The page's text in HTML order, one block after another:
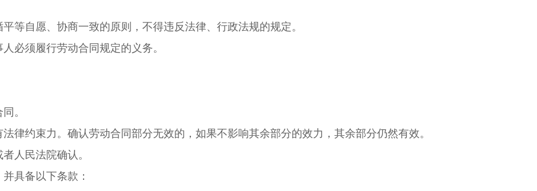
等自愿、协商一致的原则，不得违反法律、行政法规的规定。
必须履行劳动合同规定的义务。
。
律约束力。确认劳动合同部分无效的，如果不影响其余部分的效力，其余部分仍然有效。
人民法院确认。
具备以下条款：